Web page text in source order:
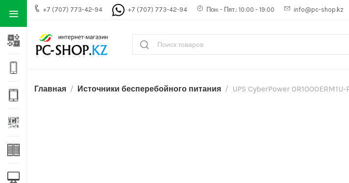
+7 (707) 773-42-94 +7 (707) 773-42-94 Пон. - Пят.: 10:00 - 19:00 info@pc-shop.kz
Главная Источники бесперебойного питания UPS CyberPower